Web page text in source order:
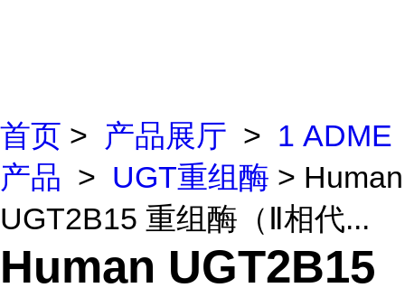
首页 > 产品展厅 > 1 ADME
产品 > UGT重组酶 > Human
UGT2B15 重组酶（Ⅱ相代...
Human UGT2B15